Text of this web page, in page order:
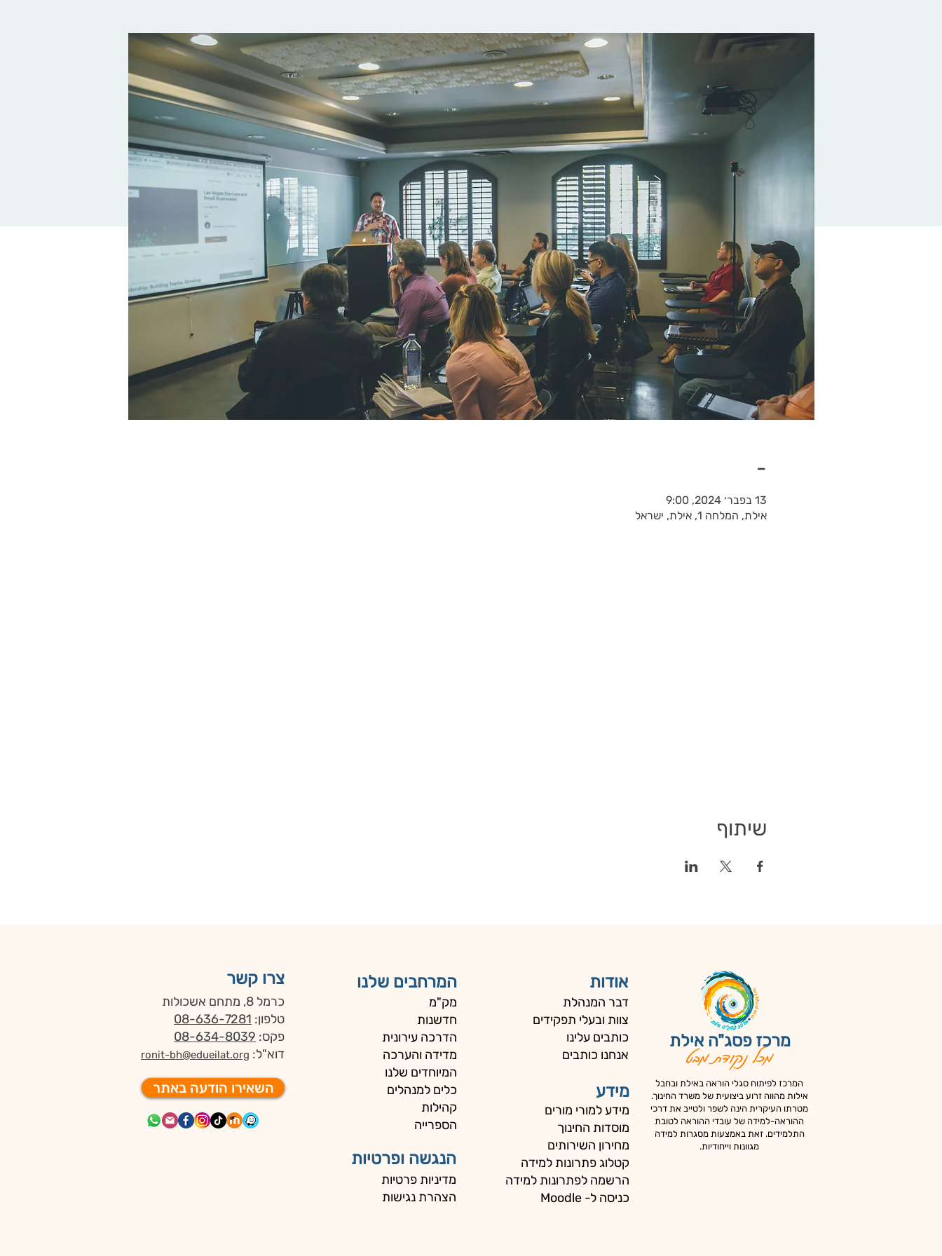
-
13 בפבר׳ 2024, 9:00
אילת, המלחה 1, אילת, ישראל
שיתוף
צרו קשר
כרמל 8, מתחם אשכולות
טלפון: 08-636-7281
פקס: 08-634-8039
דוא"ל: ronit-bh@edueilat.org
השאירו הודעה באתר
המרחבים שלנו
מק"מ
חדשנות
הדרכה עירונית
מדידה והערכה
המיוחדים שלנו
כלים למנהלים
קהילות
הספרייה
הנגשה ופרטיות
מדיניות פרטיות
הצהרת נגישות
אודות
דבר המנהלת
צוות ובעלי תפקידים
כותבים עלינו
אנחנו כותבים
מידע
מידע למורי מורים
מוסדות החינוך
מחירון השירותים
קטלוג פתרונות למידה
הרשמה לפתרונות למידה
כניסה ל- Moodle
מרכז פסג"ה אילת
מכל נקודת מבט
המרכז לפיתוח סגלי הוראה באילת ובחבל
אילות מהווה זרוע ביצועית של משרד החינוך.
מטרתו העיקרית הינה לשפר ולטייב את דרכי
ההוראה-למידה של עובדי ההוראה לטובת
התלמידים. זאת באמצעות מסגרות למידה
מגוונות וייחודיות.